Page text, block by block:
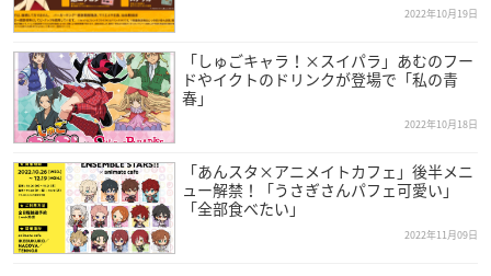
・手指用のアルコール消毒液を常時設置、手指の消毒をお願い
いたします。
・マスクの着用必須、咳エチケットの順守など感染症対策を徹
底しております（マスクの着用がない方のご入場はお断りして
おります）。
2022年10月19日
「しゅごキャラ！×スイパラ」あむのフー
ドやイクトのドリンクが登場で「私の青
春」
2022年10月18日
「あんスタ×アニメイトカフェ」後半メニ
ュー解禁！「うさぎさんパフェ可愛い」
「全部食べたい」
2022年11月09日